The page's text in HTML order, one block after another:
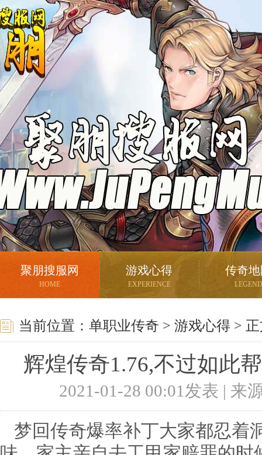
聚朋搜服网
HOME
游戏心得
EXPERIENCE
传奇
LEGEND
当前位置： 单职业传奇 > 游戏心得 >
辉煌传奇1.76,不过如此
2021-01-28 00:01发表 | 来
梦回传奇爆率补丁大家都忍着